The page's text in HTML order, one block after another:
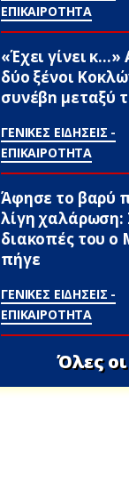
ΕΠΙΚΑΙΡΟΤΗΤΑ
«Έχει γίνει
δύο ξένοι
συνέβn μεταξύ
ΓΕΝΙΚΕΣ ΕΙΔΗΣΕΙΣ -
ΕΠΙΚΑΙΡΟΤΗΤΑ
Άφησε το βαρύ
λίγη χαλάρωση:
διακοπές του ο
πήγε
ΓΕΝΙΚΕΣ ΕΙΔΗΣΕΙΣ -
ΕΠΙΚΑΙΡΟΤΗΤΑ
Όλες οι